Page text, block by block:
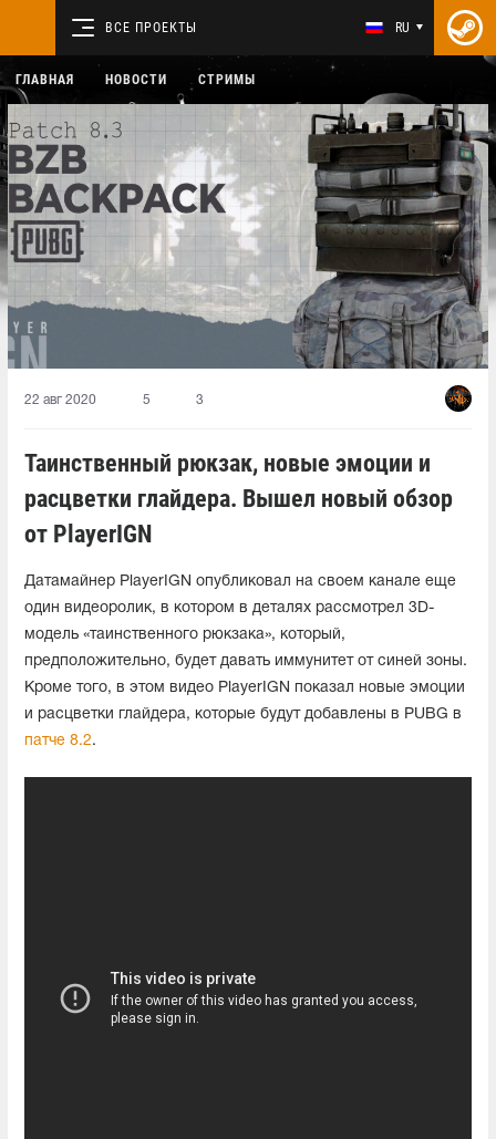
ВСЕ ПРОЕКТЫ RU
ГЛАВНАЯ НОВОСТИ СТРИМЫ
22 авг 2020 5 3
Таинственный рюкзак, новые эмоции и
расцветки глайдера. Вышел новый обзор
от PlayerIGN
Датамайнер PlayerIGN опубликовал на своем канале еще
один видеоролик, в котором в деталях рассмотрел 3D-
модель «таинственного рюкзака», который,
предположительно, будет давать иммунитет от синей зоны.
Кроме того, в этом видео PlayerIGN показал новые эмоции
и расцветки глайдера, которые будут добавлены в PUBG в
патче 8.2.